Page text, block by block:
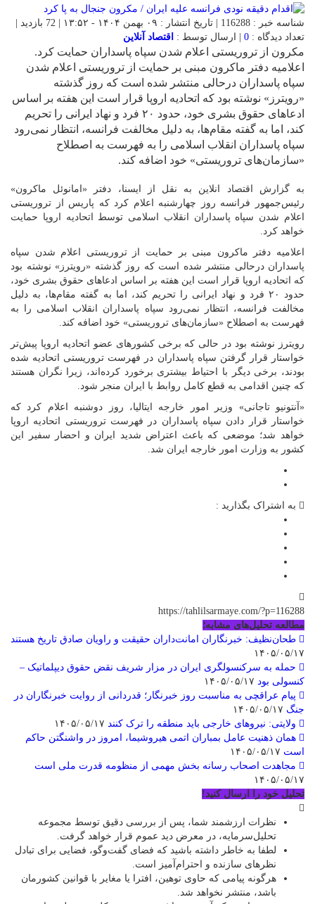
شناسه خبر : 116288 | تاریخ انتشار : ۰۹ بهمن ۱۴۰۴ - ۱۳:۵۲ | 72 بازدید |
تعداد دیدگاه : 0 | ارسال توسط : اقتصاد آنلاین
مکرون از تروریستی اعلام شدن سپاه پاسداران حمایت کرد.
اعلامیه دفتر ماکرون مبنی بر حمایت از تروریستی اعلام شدن
سپاه پاسداران درحالی منتشر شده است که روز گذشته
«رویترز» نوشته بود که اتحادیه اروپا قرار است این هفته بر اساس
ادعا‌های حقوق بشری خود، حدود ۲۰ فرد و نهاد ایرانی را تحریم
کند، اما به گفته مقام‌ها، به دلیل مخالفت فرانسه، انتظار نمی‌رود
سپاه پاسداران انقلاب اسلامی را به فهرست به اصطلاح
«سازمان‌های تروریستی» خود اضافه کند.
به گزارش اقتصاد انلاین به نقل از ایسنا، دفتر «امانوئل ماکرون»
رئیس‌جمهور فرانسه روز چهارشنبه اعلام کرد که پاریس از تروریستی
اعلام شدن سپاه پاسداران انقلاب اسلامی توسط اتحادیه اروپا حمایت
خواهد کرد.
اعلامیه دفتر ماکرون مبنی بر حمایت از تروریستی اعلام شدن سپاه
پاسداران درحالی منتشر شده است که روز گذشته «رویترز» نوشته بود
که اتحادیه اروپا قرار است این هفته بر اساس ادعا‌های حقوق بشری خود،
حدود ۲۰ فرد و نهاد ایرانی را تحریم کند، اما به گفته مقام‌ها، به دلیل
مخالفت فرانسه، انتظار نمی‌رود سپاه پاسداران انقلاب اسلامی را به
فهرست به اصطلاح «سازمان‌های تروریستی» خود اضافه کند.
رویترز نوشته بود در حالی که برخی کشور‌های عضو اتحادیه اروپا پیش‌تر
خواستار قرار گرفتن سپاه پاسداران در فهرست تروریستی اتحادیه شده
بودند، برخی دیگر با احتیاط بیشتری برخورد کرده‌اند، زیرا نگران هستند
که چنین اقدامی به قطع کامل روابط با ایران منجر شود.
«آنتونیو تاجانی» وزیر امور خارجه ایتالیا، روز دوشنبه اعلام کرد که
خواستار قرار دادن سپاه پاسداران در فهرست تروریستی اتحادیه اروپا
خواهد شد؛ موضعی که باعث اعتراض شدید ایران و احضار سفیر این
کشور به وزارت امور خارجه ایران شد.
به اشتراک بگذارید :
https://tahlilsarmaye.com/?p=116288
مطالعه تحلیل‌های مشابه؛
طحان‌نظیف: خبرنگاران امانت‌داران حقیقت و راویان صادق تاریخ‌ هستند
۱۴۰۵/۰۵/۱۷
حمله به سرکنسولگری ایران در مزار شریف نقض حقوق دیپلماتیک –
کنسولی بود
پیام عراقچی به مناسبت روز خبرنگار؛ قدردانی از روایت خبرنگاران در
جنگ
ولایتی: نیروهای خارجی باید منطقه را ترک کنند
همان ذهنیت عامل بمباران اتمی هیروشیما، امروز در واشنگتن حاکم
است
مجاهدت اصحاب رسانه بخش مهمی از منظومه قدرت ملی است
۱۴۰۵/۰۵/۱۷
تحلیل خود را ارسال کنید!
نظرات ارزشمند شما، پس از بررسی دقیق توسط مجموعه
تحلیل‌سرمایه، در معرض دید عموم قرار خواهد گرفت.
لطفا به خاطر داشته باشید که فضای گفت‌وگو، فضایی برای تبادل
نظرهای سازنده و احترام‌آمیز است.
هرگونه پیامی که حاوی توهین، افترا یا مغایر با قوانین کشورمان
باشد، منتشر نخواهد شد.